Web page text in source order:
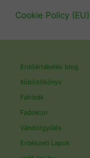
Cookie Policy (EU)
Erdőértékelés blog
Köbözőkönyv
Fahibák
Fadoktor
Vándorgyűlés
Erdészeti Lapok